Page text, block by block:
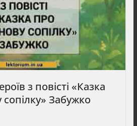
з повісті «Казка
Забужко